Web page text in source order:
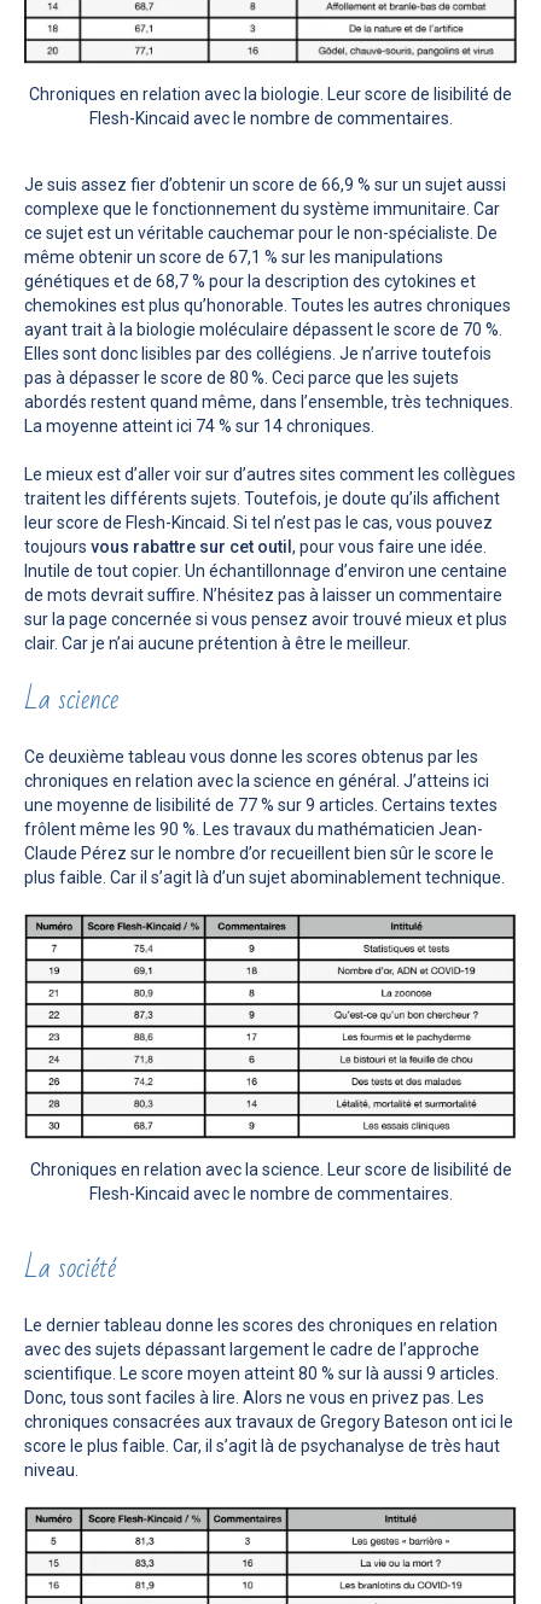
Chroniques en relation avec la biologie. Leur score de lisibilité de
Flesh-Kincaid avec le nombre de commentaires.
Je suis assez fier d’obtenir un score de 66,9 % sur un sujet aussi
complexe que le fonctionnement du système immunitaire. Car
ce sujet est un véritable cauchemar pour le non-spécialiste. De
même obtenir un score de 67,1 % sur les manipulations
génétiques et de 68,7 % pour la description des cytokines et
chemokines est plus qu’honorable. Toutes les autres chroniques
ayant trait à la biologie moléculaire dépassent le score de 70 %.
Elles sont donc lisibles par des collégiens. Je n’arrive toutefois
pas à dépasser le score de 80 %. Ceci parce que les sujets
abordés restent quand même, dans l’ensemble, très techniques.
La moyenne atteint ici 74 % sur 14 chroniques.
Le mieux est d’aller voir sur d’autres sites comment les collègues
traitent les différents sujets. Toutefois, je doute qu’ils affichent
leur score de Flesh-Kincaid. Si tel n’est pas le cas, vous pouvez
toujours vous rabattre sur cet outil , pour vous faire une idée.
Inutile de tout copier. Un échantillonnage d’environ une centaine
de mots devrait suffire. N’hésitez pas à laisser un commentaire
sur la page concernée si vous pensez avoir trouvé mieux et plus
clair. Car je n’ai aucune prétention à être le meilleur.
La science
Ce deuxième tableau vous donne les scores obtenus par les
chroniques en relation avec la science en général. J’atteins ici
une moyenne de lisibilité de 77 % sur 9 articles. Certains textes
frôlent même les 90 %. Les travaux du mathématicien Jean-
Claude Pérez sur le nombre d’or recueillent bien sûr le score le
plus faible. Car il s’agit là d’un sujet abominablement technique.
Chroniques en relation avec la science. Leur score de lisibilité de
Flesh-Kincaid avec le nombre de commentaires.
La société
Le dernier tableau donne les scores des chroniques en relation
avec des sujets dépassant largement le cadre de l’approche
scientifique. Le score moyen atteint 80 % sur là aussi 9 articles.
Donc, tous sont faciles à lire. Alors ne vous en privez pas. Les
chroniques consacrées aux travaux de Gregory Bateson ont ici le
score le plus faible. Car, il s’agit là de psychanalyse de très haut
niveau.